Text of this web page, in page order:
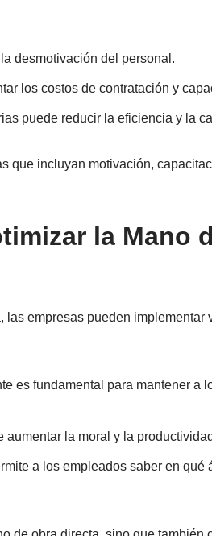
desmotivación del personal.
los costos de contratación y
puede reducir la eficiencia y la
que incluyan motivación,
la Mano
empresas pueden implementar
es fundamental para mantener a
aumentar la moral y la
a los empleados saber en qué